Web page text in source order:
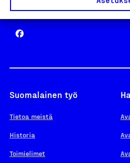
Yhteiskunnallinen Yritys -
Suomalainen työ
Tietoa meistä
Historia
Toimielimet